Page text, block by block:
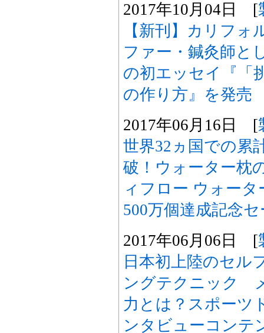
2017年10月04日 [
【新刊】カリフ
ファー・鍼灸師と
の初エッセイ『「
の作り方』を発売
2017年06月16日 [
世界32ヵ国での累
破！ウォーター枕
ィフロー ウォー
500万個達成記念
2017年06月06日 [
日本初上陸のセル
ングテクニック
力とは？スポーツ
ンタビューコンテ